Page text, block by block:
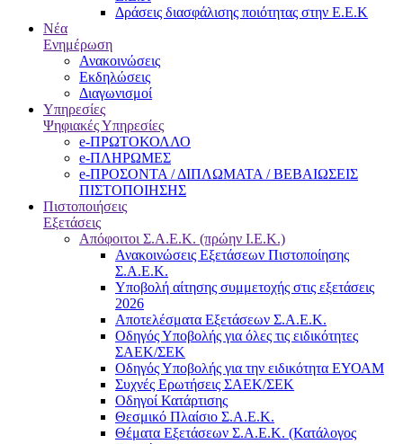
Δράσεις διασφάλισης ποιότητας στην Ε.Ε.Κ
Νέα
Ενημέρωση
Ανακοινώσεις
Εκδηλώσεις
Διαγωνισμοί
Υπηρεσίες
Ψηφιακές Υπηρεσίες
e-ΠΡΩΤΟΚΟΛΛΟ
e-ΠΛΗΡΩΜΕΣ
e-ΠΡΟΣΟΝΤΑ / ΔΙΠΛΩΜΑΤΑ / ΒΕΒΑΙΩΣΕΙΣ
ΠΙΣΤΟΠΟΙΗΣΗΣ
Πιστοποιήσεις
Εξετάσεις
Απόφοιτοι Σ.Α.Ε.Κ. (πρώην Ι.Ε.Κ.)
Ανακοινώσεις Εξετάσεων Πιστοποίησης
Σ.Α.Ε.Κ.
Υποβολή αίτησης συμμετοχής στις εξετάσεις
2026
Αποτελέσματα Εξετάσεων Σ.Α.Ε.Κ.
Οδηγός Υποβολής για όλες τις ειδικότητες
ΣΑΕΚ/ΣΕΚ
Οδηγός Υποβολής για την ειδικότητα ΕΥΟΑΜ
Συχνές Ερωτήσεις ΣΑΕΚ/ΣΕΚ
Οδηγοί Κατάρτισης
Θεσμικό Πλαίσιο Σ.Α.Ε.Κ.
Θέματα Εξετάσεων Σ.Α.Ε.Κ. (Κατάλογος